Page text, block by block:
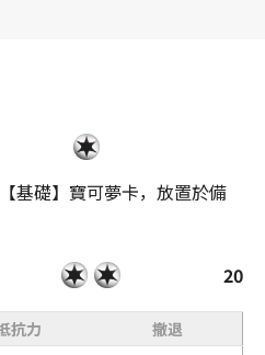
基礎】寶可夢卡，放置於備
20
抗力 撤退